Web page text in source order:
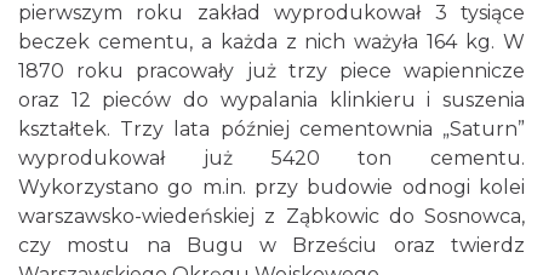
pierwszym roku zakład wyprodukował 3 tysiące
beczek cementu, a każda z nich ważyła 164 kg. W
1870 roku pracowały już trzy piece wapiennicze
oraz 12 pieców do wypalania klinkieru i suszenia
kształtek. Trzy lata później cementownia „Saturn”
wyprodukował już 5420 ton cementu.
Wykorzystano go m.in. przy budowie odnogi kolei
warszawsko-wiedeńskiej z Ząbkowic do Sosnowca,
czy mostu na Bugu w Brześciu oraz twierdz